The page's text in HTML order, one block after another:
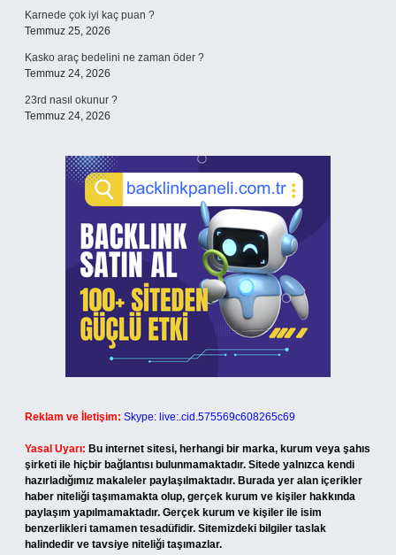
Karnede çok iyi kaç puan ?
Temmuz 25, 2026
Kasko araç bedelini ne zaman öder ?
Temmuz 24, 2026
23rd nasıl okunur ?
Temmuz 24, 2026
Reklam ve İletişim: Skype: live:.cid.575569c608265c69
Yasal Uyarı: Bu internet sitesi, herhangi bir marka, kurum veya şahıs
şirketi ile hiçbir bağlantısı bulunmamaktadır. Sitede yalnızca kendi
hazırladığımız makaleler paylaşılmaktadır. Burada yer alan içerikler
haber niteliği taşımamakta olup, gerçek kurum ve kişiler hakkında
paylaşım yapılmamaktadır. Gerçek kurum ve kişiler ile isim
benzerlikleri tamamen tesadüfidir. Sitemizdeki bilgiler taslak
halindedir ve tavsiye niteliği taşımazlar.